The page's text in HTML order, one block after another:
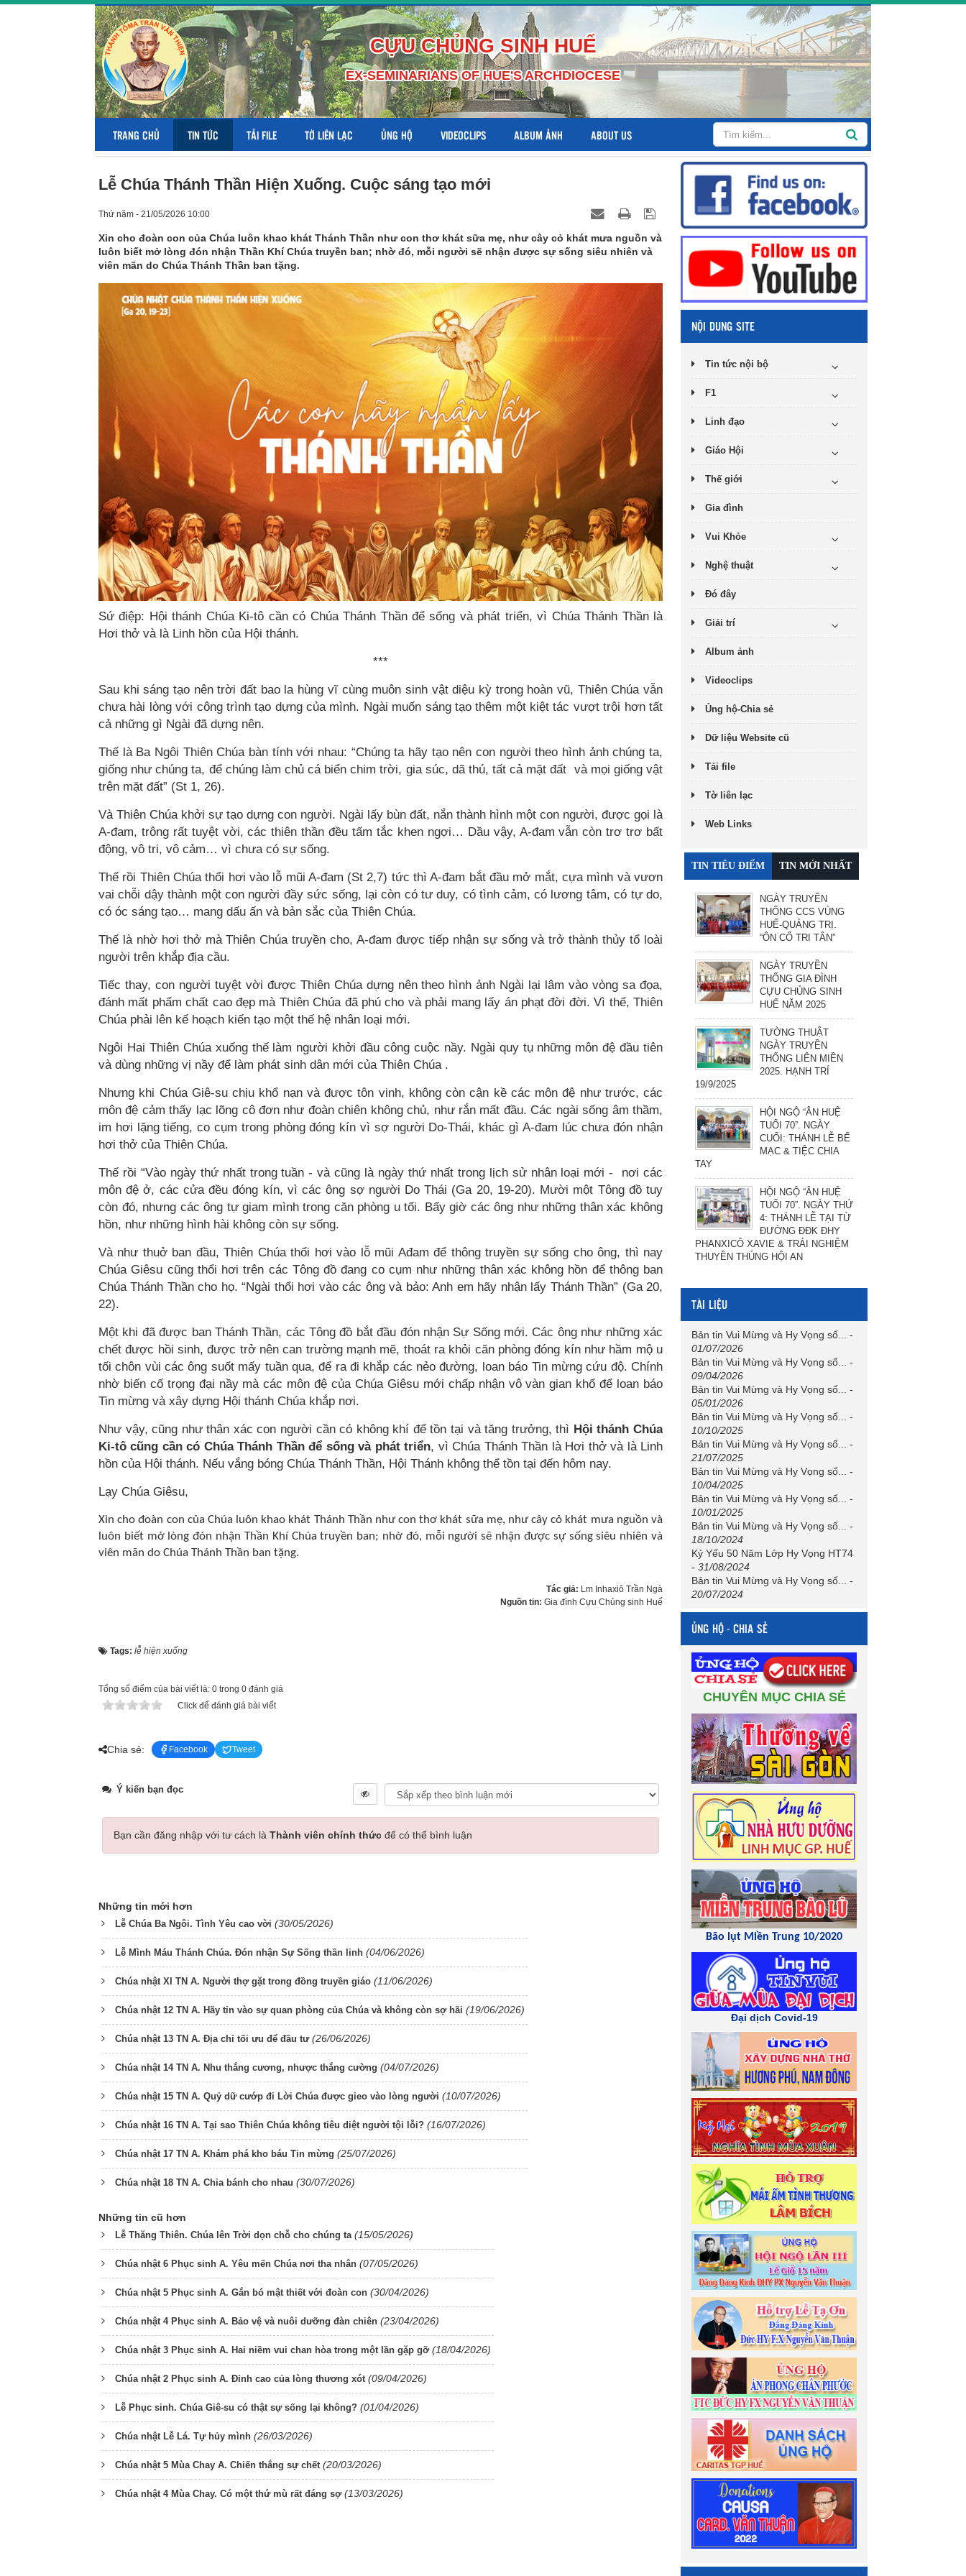
CỰU CHỦNG SINH HUẾ
EX-SEMINARIANS OF HUE'S ARCHDIOCESE
TRANG CHỦ TIN TỨC TẢI FILE TỜ LIÊN LẠC ỦNG HỘ VIDEOCLIPS ALBUM ẢNH ABOUT US
Lễ Chúa Thánh Thần Hiện Xuống. Cuộc sáng tạo mới
Thứ năm - 21/05/2026 10:00
Xin cho đoàn con của Chúa luôn khao khát Thánh Thần như con thơ khát sữa mẹ, như cây cỏ khát mưa nguồn và
luôn biết mở lòng đón nhận Thần Khí Chúa truyền ban; nhờ đó, mỗi người sẽ nhận được sự sống siêu nhiên và
viên mãn do Chúa Thánh Thần ban tặng.
Sứ điệp: Hội thánh Chúa Ki-tô cần có Chúa Thánh Thần để sống và phát triển, vì Chúa Thánh Thần là
Hơi thở và là Linh hồn của Hội thánh.
***
Sau khi sáng tạo nên trời đất bao la hùng vĩ cùng muôn sinh vật diệu kỳ trong hoàn vũ, Thiên Chúa vẫn
chưa hài lòng với công trình tạo dựng của mình. Ngài muốn sáng tạo thêm một kiệt tác vượt trội hơn tất
cả những gì Ngài đã dựng nên.
Thế là Ba Ngôi Thiên Chúa bàn tính với nhau: “Chúng ta hãy tạo nên con người theo hình ảnh chúng ta,
giống như chúng ta, để chúng làm chủ cá biển chim trời, gia súc, dã thú, tất cả mặt đất và mọi giống vật
trên mặt đất” (St 1, 26).
Và Thiên Chúa khởi sự tạo dựng con người. Ngài lấy bùn đất, nắn thành hình một con người, được gọi là
A-đam, trông rất tuyệt vời, các thiên thần đều tấm tắc khen ngợi… Dầu vậy, A-đam vẫn còn trơ trơ bất
động, vô tri, vô cảm… vì chưa có sự sống.
Thế rồi Thiên Chúa thổi hơi vào lỗ mũi A-đam (St 2,7) tức thì A-đam bắt đầu mở mắt, cựa mình và vươn
vai chỗi dậy thành một con người đầy sức sống, lại còn có tư duy, có tình cảm, có lương tâm, có tự do,
có óc sáng tạo… mang dấu ấn và bản sắc của Thiên Chúa.
Thế là nhờ hơi thở mà Thiên Chúa truyền cho, A-đam được tiếp nhận sự sống và trở thành thủy tổ loài
người trên khắp địa cầu.
Tiếc thay, con người tuyệt vời được Thiên Chúa dựng nên theo hình ảnh Ngài lại lâm vào vòng sa đọa,
đánh mất phẩm chất cao đẹp mà Thiên Chúa đã phú cho và phải mang lấy án phạt đời đời. Vì thế, Thiên
Chúa phải lên kế hoạch kiến tạo một thế hệ nhân loại mới.
Ngôi Hai Thiên Chúa xuống thế làm người khởi đầu công cuộc nầy. Ngài quy tụ những môn đệ đầu tiên
và dùng những vị nầy để làm phát sinh dân mới của Thiên Chúa .
Nhưng khi Chúa Giê-su chịu khổ nạn và được tôn vinh, không còn cận kề các môn đệ như trước, các
môn đệ cảm thấy lạc lõng cô đơn như đoàn chiên không chủ, như rắn mất đầu. Các ngài sống âm thầm,
im hơi lặng tiếng, co cụm trong phòng đóng kín vì sợ người Do-Thái, khác gì A-đam lúc chưa đón nhận
hơi thở của Thiên Chúa.
Thế rồi “Vào ngày thứ nhất trong tuần - và cũng là ngày thứ nhất trong lịch sử nhân loại mới -
nơi các
môn đệ ở, các cửa đều đóng kín, vì các ông sợ người Do Thái (Ga 20, 19-20). Mười một Tông đồ tuy
còn đó, nhưng các ông tự giam mình trong căn phòng u tối. Bấy giờ các ông như những thân xác không
hồn, như những hình hài không còn sự sống.
Và như thuở ban đầu, Thiên Chúa thổi hơi vào lỗ mũi Ađam để thông truyền sự sống cho ông, thì nay
Chúa Giêsu cũng thổi hơi trên các Tông đồ đang co cụm như những thân xác không hồn để thông ban
Chúa Thánh Thần cho họ. “Ngài thổi hơi vào các ông và bảo: Anh em hãy nhận lấy Thánh Thần” (Ga 20,
22).
Một khi đã được ban Thánh Thần, các Tông đồ bắt đầu đón nhận Sự Sống mới. Các ông như những xác
chết được hồi sinh, được trở nên can trường mạnh mẽ, thoát ra khỏi căn phòng đóng kín như hầm mộ u
tối chôn vùi các ông suốt mấy tuần qua, để ra đi khắp các nẻo đường, loan báo Tin mừng cứu độ. Chính
nhờ biến cố trọng đại nầy mà các môn đệ của Chúa Giêsu mới chấp nhận vô vàn gian khổ để loan báo
Tin mừng và xây dựng Hội thánh Chúa khắp nơi.
Như vậy, cũng như thân xác con người cần có không khí để tồn tại và tăng trưởng, thì Hội thánh Chúa
Ki-tô cũng cần có Chúa Thánh Thần để sống và phát triển, vì Chúa Thánh Thần là Hơi thở và là Linh
hồn của Hội thánh. Nếu vắng bóng Chúa Thánh Thần, Hội Thánh không thể tồn tại đến hôm nay.
Lạy Chúa Giêsu,
Xin cho đoàn con của Chúa luôn khao khát Thánh Thần như con thơ khát sữa mẹ, như cây cỏ khát mưa nguồn và
luôn biết mở lòng đón nhận Thần Khí Chúa truyền ban; nhờ đó, mỗi người sẽ nhận được sự sống siêu nhiên và
viên mãn do Chúa Thánh Thần ban tặng.
Tác giả: Lm Inhaxiô Trần Ngà
Nguồn tin: Gia đình Cựu Chủng sinh Huế
Tags: lễ hiện xuống
Tổng số điểm của bài viết là: 0 trong 0 đánh giá
Click để đánh giá bài viết
Chia sẻ: Facebook Tweet
Ý kiến bạn đọc
Bạn cần đăng nhập với tư cách là Thành viên chính thức để có thể bình luận
Những tin mới hơn
Lễ Chúa Ba Ngôi. Tình Yêu cao vời (30/05/2026)
Lễ Mình Máu Thánh Chúa. Đón nhận Sự Sống thần linh (04/06/2026)
Chúa nhật XI TN A. Người thợ gặt trong đồng truyền giáo (11/06/2026)
Chúa nhật 12 TN A. Hãy tin vào sự quan phòng của Chúa và không còn sợ hãi (19/06/2026)
Chúa nhật 13 TN A. Địa chỉ tối ưu để đầu tư (26/06/2026)
Chúa nhật 14 TN A. Nhu thắng cương, nhược thắng cường (04/07/2026)
Chúa nhật 15 TN A. Quỷ dữ cướp đi Lời Chúa được gieo vào lòng người (10/07/2026)
Chúa nhật 16 TN A. Tại sao Thiên Chúa không tiêu diệt người tội lỗi? (16/07/2026)
Chúa nhật 17 TN A. Khám phá kho báu Tin mừng (25/07/2026)
Chúa nhật 18 TN A. Chia bánh cho nhau (30/07/2026)
Những tin cũ hơn
Lễ Thăng Thiên. Chúa lên Trời dọn chỗ cho chúng ta (15/05/2026)
Chúa nhật 6 Phục sinh A. Yêu mến Chúa nơi tha nhân (07/05/2026)
Chúa nhật 5 Phục sinh A. Gắn bó mật thiết với đoàn con (30/04/2026)
Chúa nhật 4 Phục sinh A. Bảo vệ và nuôi dưỡng đàn chiên (23/04/2026)
Chúa nhật 3 Phục sinh A. Hai niềm vui chan hòa trong một lần gặp gỡ (18/04/2026)
Chúa nhật 2 Phục sinh A. Đỉnh cao của lòng thương xót (09/04/2026)
Lễ Phục sinh. Chúa Giê-su có thật sự sống lại không? (01/04/2026)
Chúa nhật Lễ Lá. Tự hủy mình (26/03/2026)
Chúa nhật 5 Mùa Chay A. Chiến thắng sự chết (20/03/2026)
Chúa nhật 4 Mùa Chay. Có một thứ mù rất đáng sợ (13/03/2026)
NỘI DUNG SITE
Tin tức nội bộ
F1
Linh đạo
Giáo Hội
Thế giới
Gia đình
Vui Khỏe
Nghệ thuật
Đó đây
Giải trí
Album ảnh
Videoclips
Ủng hộ-Chia sẻ
Dữ liệu Website cũ
Tải file
Tờ liên lạc
Web Links
TIN TIÊU ĐIỂM TIN MỚI NHẤT
NGÀY TRUYỀN
THỐNG CCS VÙNG
HUẾ-QUẢNG TRỊ.
“ÔN CỐ TRI TÂN”
NGÀY TRUYỀN
THỐNG GIA ĐÌNH
CỰU CHỦNG SINH
HUẾ NĂM 2025
TƯỜNG THUẬT
NGÀY TRUYỀN
THỐNG LIÊN MIỀN
2025. HẠNH TRÍ
19/9/2025
HỘI NGỘ “ÂN HUỆ
TUỔI 70”. NGÀY
CUỐI: THÁNH LỄ BẾ
MẠC & TIỆC CHIA
TAY
HỘI NGỘ “ÂN HUỆ
TUỔI 70”. NGÀY THỨ
4: THÁNH LỄ TẠI TỪ
ĐƯỜNG ĐĐK ĐHY
PHANXICÔ XAVIE & TRẢI NGHIỆM
THUYỀN THÚNG HỘI AN
TÀI LIỆU
Bản tin Vui Mừng và Hy Vọng số...
-
01/07/2026
Bản tin Vui Mừng và Hy Vọng số...
-
09/04/2026
Bản tin Vui Mừng và Hy Vọng số...
-
05/01/2026
Bản tin Vui Mừng và Hy Vọng số...
-
10/10/2025
Bản tin Vui Mừng và Hy Vọng số...
-
21/07/2025
Bản tin Vui Mừng và Hy Vọng số...
-
10/04/2025
Bản tin Vui Mừng và Hy Vọng số...
-
10/01/2025
Bản tin Vui Mừng và Hy Vọng số...
-
18/10/2024
Kỷ Yếu 50 Năm Lớp Hy Vọng HT74
- 31/08/2024
Bản tin Vui Mừng và Hy Vọng số...
-
20/07/2024
ỦNG HỘ - CHIA SẺ
CHUYÊN MỤC CHIA SẺ
Bão lụt Miền Trung 10/2020
Đại dịch Covid-19